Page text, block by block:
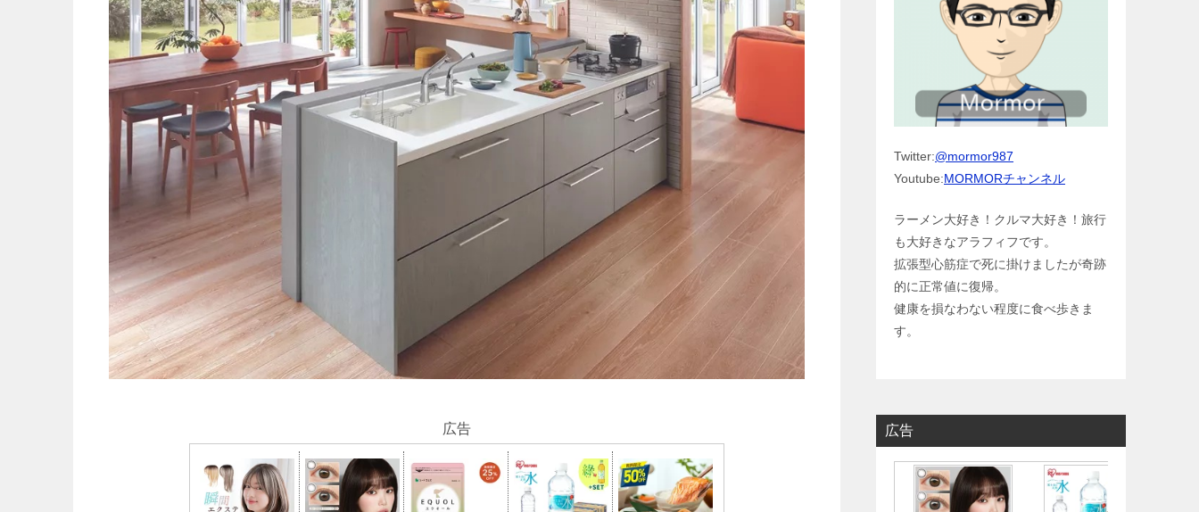
広告
Twitter:@mormor987
Youtube:MORMORチャンネル
ラーメン大好き！クルマ大好き！旅行
も大好きなアラフィフです。
拡張型心筋症で死に掛けましたが奇跡
的に正常値に復帰。
健康を損なわない程度に食べ歩きま
す。
広告